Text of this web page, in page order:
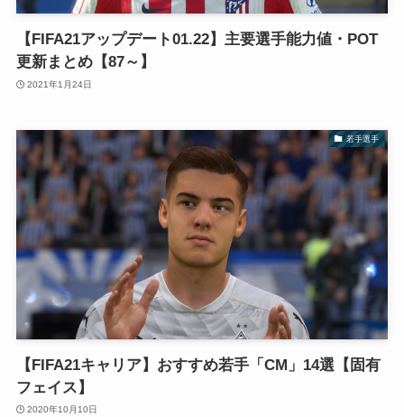
【FIFA21アップデート01.22】主要選手能力値・POT
更新まとめ【87～】
2021年1月24日
若手選手
【FIFA21キャリア】おすすめ若手「CM」14選【固有
フェイス】
2020年10月10日